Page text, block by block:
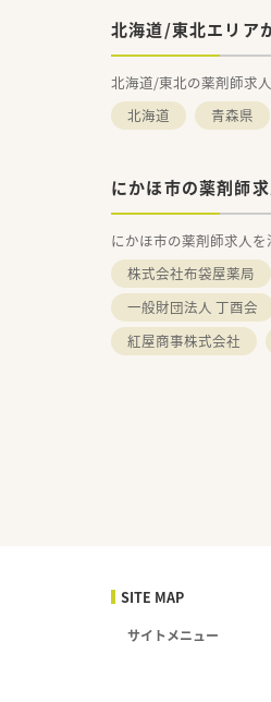
北海道/東北エリア
北海道/東北の薬剤師求
北海道
青森県
にかほ市の薬剤師
にかほ市の薬剤師求人を
株式会社布袋屋薬局
一般財団法人 丁酉会
紅屋商事株式会社
SITE MAP
サイトメニュー